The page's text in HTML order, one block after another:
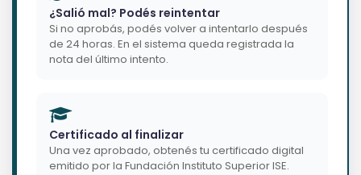
¿Salió mal? Podés reintentar
Si no aprobás, podés volver a intentarlo después
de 24 horas. En el sistema queda registrada la
nota del último intento.
Certificado al finalizar
Una vez aprobado, obtenés tu certificado digital
emitido por la Fundación Instituto Superior ISE.